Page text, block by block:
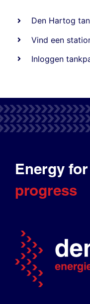
Den Hartog
Vind een
Inloggen
Energy for
progress